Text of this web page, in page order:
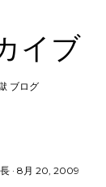
イブ
ブログ
8月 20, 2009